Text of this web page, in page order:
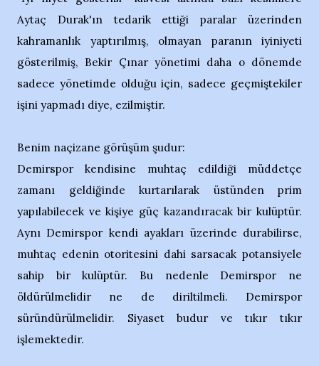
Aytaç Durak'ın tedarik ettiği paralar üzerinden
kahramanlık yaptırılmış, olmayan paranın iyiniyeti
gösterilmiş, Bekir Çınar yönetimi daha o dönemde
sadece yönetimde olduğu için, sadece geçmiştekiler
işini yapmadı diye, ezilmiştir.
Benim naçizane görüşüm şudur:
Demirspor kendisine muhtaç edildiği müddetçe
zamanı geldiğinde kurtarılarak üstünden prim
yapılabilecek ve kişiye güç kazandıracak bir kulüptür.
Aynı Demirspor kendi ayakları üzerinde durabilirse,
muhtaç edenin otoritesini dahi sarsacak potansiyele
sahip bir kulüptür. Bu nedenle Demirspor ne
öldürülmelidir ne de diriltilmeli. Demirspor
süründürülmelidir. Siyaset budur ve tıkır tıkır
işlemektedir.